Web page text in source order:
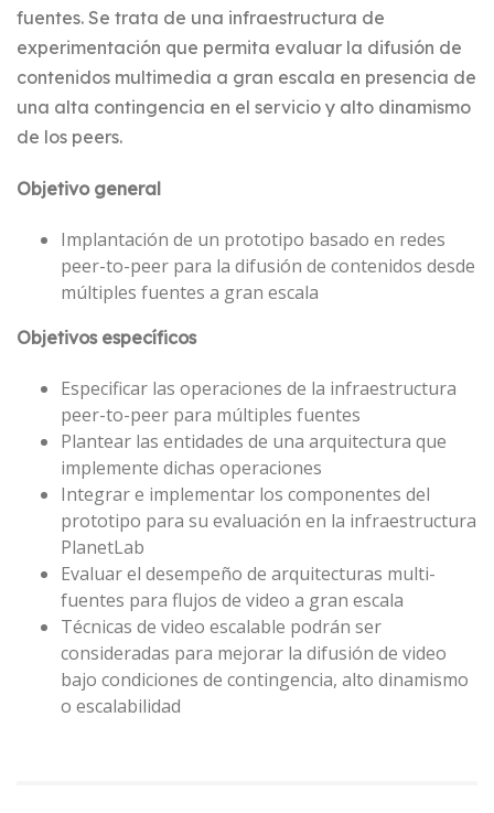
fuentes. Se trata de una infraestructura de
experimentación que permita evaluar la difusión de
contenidos multimedia a gran escala en presencia de
una alta contingencia en el servicio y alto dinamismo
de los peers.
Objetivo general
Implantación de un prototipo basado en redes
peer-to-peer para la difusión de contenidos desde
múltiples fuentes a gran escala
Objetivos específicos
Especificar las operaciones de la infraestructura
peer-to-peer para múltiples fuentes
Plantear las entidades de una arquitectura que
implemente dichas operaciones
Integrar e implementar los componentes del
prototipo para su evaluación en la infraestructura
PlanetLab
Evaluar el desempeño de arquitecturas multi-
fuentes para flujos de video a gran escala
Técnicas de video escalable podrán ser
consideradas para mejorar la difusión de video
bajo condiciones de contingencia, alto dinamismo
o escalabilidad